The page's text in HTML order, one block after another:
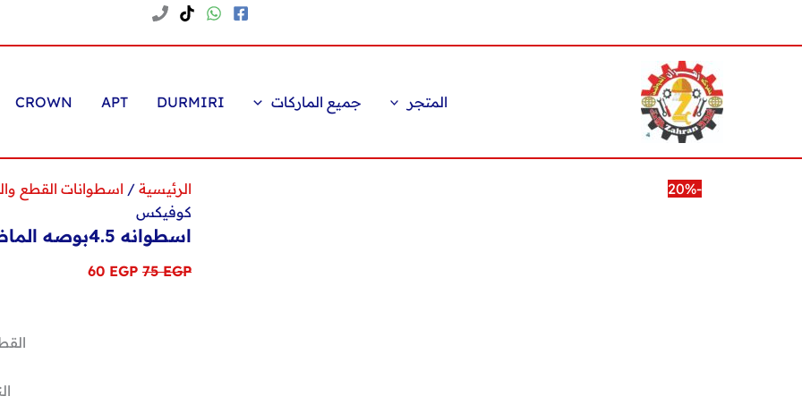
المتجر جميع الماركات DURMIRI
APT
CROWN
-20% الرئيسية / اسطوانات القطع
كوفيكس
اسطوانه 4.5بوصه الماظه مفتوحه من كوفيكس
75EGP
السعر60 EGP
السعر
القطر: 4.5